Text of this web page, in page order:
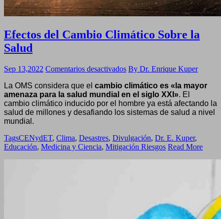
Efectos del Cambio Climático Sobre la
Salud
Sep 13,2022 Comentarios desactivadosen
del
Cambio
Climático
Sobre
By Dr. Enrique Kuper
La OMS considera que el cambio climático es «la mayor
amenaza para la salud mundial en el siglo XXI». El
cambio climático inducido por el hombre ya está afectando la
salud de millones y desafiando los sistemas de salud a nivel
mundial.
TagsCENydET, Clima, Desastres, Divulgación, Dr. E. Kuper,
Educación, Medicina y Ciencia, Mitigación Riesgos Read More